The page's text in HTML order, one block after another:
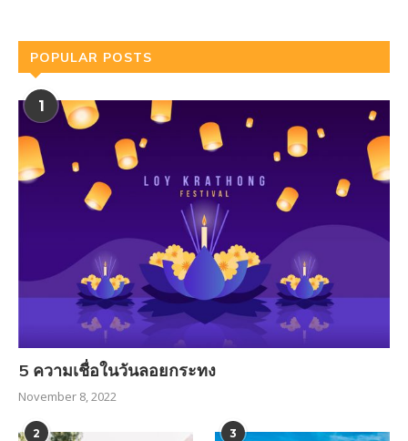
POPULAR POSTS
1
5 ความเชื่อในวันลอยกระทง
November 8, 2022
2 3